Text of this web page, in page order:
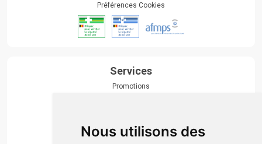
Nous utilisons des
Préférences Cookies
Services
Promotions
Actualités & conseils
Événements